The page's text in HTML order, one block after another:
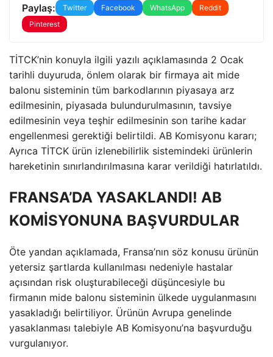
Paylaş: Twitter Facebook WhatsApp
Reddit
Pinterest
TİTCK’nin konuyla ilgili yazılı açıklamasında 2 Ocak
tarihli duyuruda, önlem olarak bir firmaya ait mide
balonu sisteminin tüm barkodlarının piyasaya arz
edilmesinin, piyasada bulundurulmasının, tavsiye
edilmesinin veya teşhir edilmesinin son tarihe kadar
engellenmesi gerektiği belirtildi. AB Komisyonu kararı;
Ayrıca TİTCK ürün izlenebilirlik sistemindeki ürünlerin
hareketinin sınırlandırılmasına karar verildiği hatırlatıldı.
FRANSA’DA YASAKLANDI! AB
KOMİSYONUNA BAŞVURDULAR
Öte yandan açıklamada, Fransa’nın söz konusu ürünün
yetersiz şartlarda kullanılması nedeniyle hastalar
açısından risk oluşturabileceği düşüncesiyle bu
firmanın mide balonu sisteminin ülkede uygulanmasını
yasakladığı belirtiliyor. Ürünün Avrupa genelinde
yasaklanması talebiyle AB Komisyonu’na başvurduğu
vurgulanıyor.